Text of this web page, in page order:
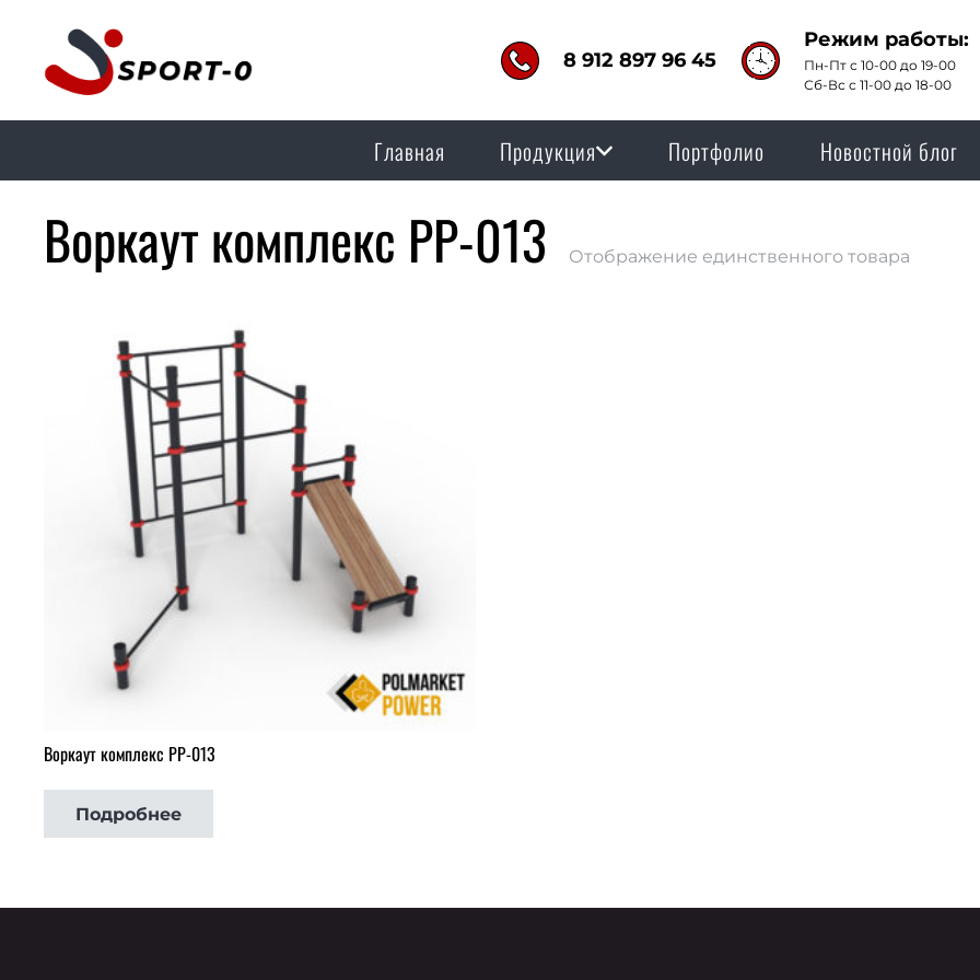
8 912 897 96 45
Режим работы:
Пн-Пт с 10-00 до 19-00
Сб-Вс с 11-00 до 18-00
Главная Продукция Портфолио Новостной блог
Воркаут комплекс РР-013 Отображение единственного товара
Воркаут комплекс РР-013
Подробнее